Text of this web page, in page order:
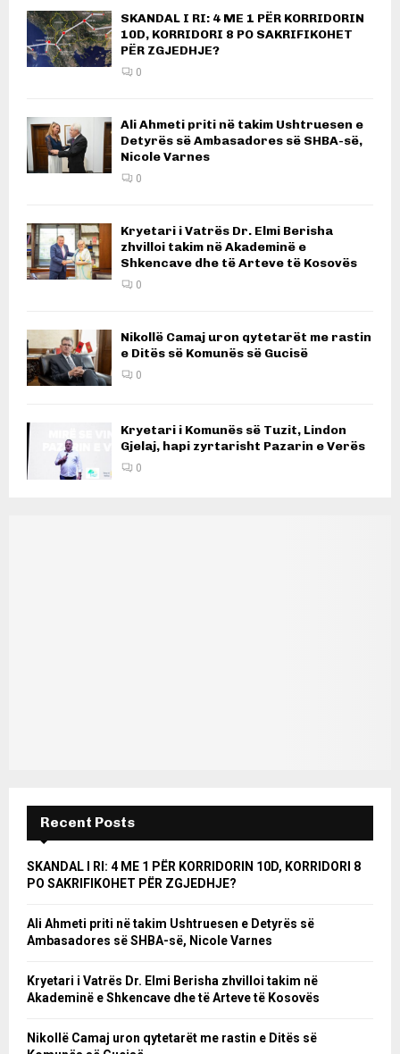
SKANDAL I RI: 4 ME 1 PËR KORRIDORIN
10D, KORRIDORI 8 PO SAKRIFIKOHET
PËR ZGJEDHJE?
0
Ali Ahmeti priti në takim Ushtruesen e
Detyrës së Ambasadores së SHBA-së,
Nicole Varnes
0
Kryetari i Vatrës Dr. Elmi Berisha
zhvilloi takim në Akademinë e
Shkencave dhe të Arteve të Kosovës
0
Nikollë Camaj uron qytetarët me rastin
e Ditës së Komunës së Gucisë
0
Kryetari i Komunës së Tuzit, Lindon
Gjelaj, hapi zyrtarisht Pazarin e Verës
0
Recent Posts
SKANDAL I RI: 4 ME 1 PËR KORRIDORIN 10D, KORRIDORI 8
PO SAKRIFIKOHET PËR ZGJEDHJE?
Ali Ahmeti priti në takim Ushtruesen e Detyrës së
Ambasadores së SHBA-së, Nicole Varnes
Kryetari i Vatrës Dr. Elmi Berisha zhvilloi takim në
Akademinë e Shkencave dhe të Arteve të Kosovës
Nikollë Camaj uron qytetarët me rastin e Ditës së